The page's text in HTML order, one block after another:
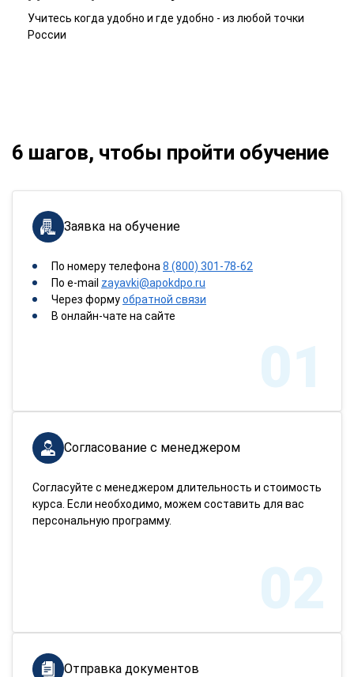
Учитесь когда удобно и где удобно - из любой точки
России
6 шагов, чтобы пройти обучение
Заявка на обучение
По номеру телефона 8 (800) 301-78-62
По e-mail zayavki@apokdpo.ru
Через формуобратной связи
В онлайн-чате на сайте
01
Согласование с менеджером
Согласуйте с менеджером длительность и стоимость
курса. Если необходимо, можем составить для вас
персональную программу.
02
Отправка документов